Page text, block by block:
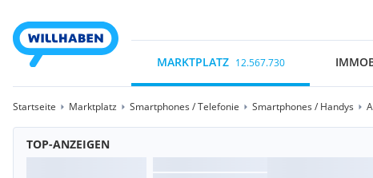
MARKTPLATZ 12.567.730
Startseite Marktplatz Smartphones / Telefonie Smartphones / Handys
TOP-ANZEIGEN